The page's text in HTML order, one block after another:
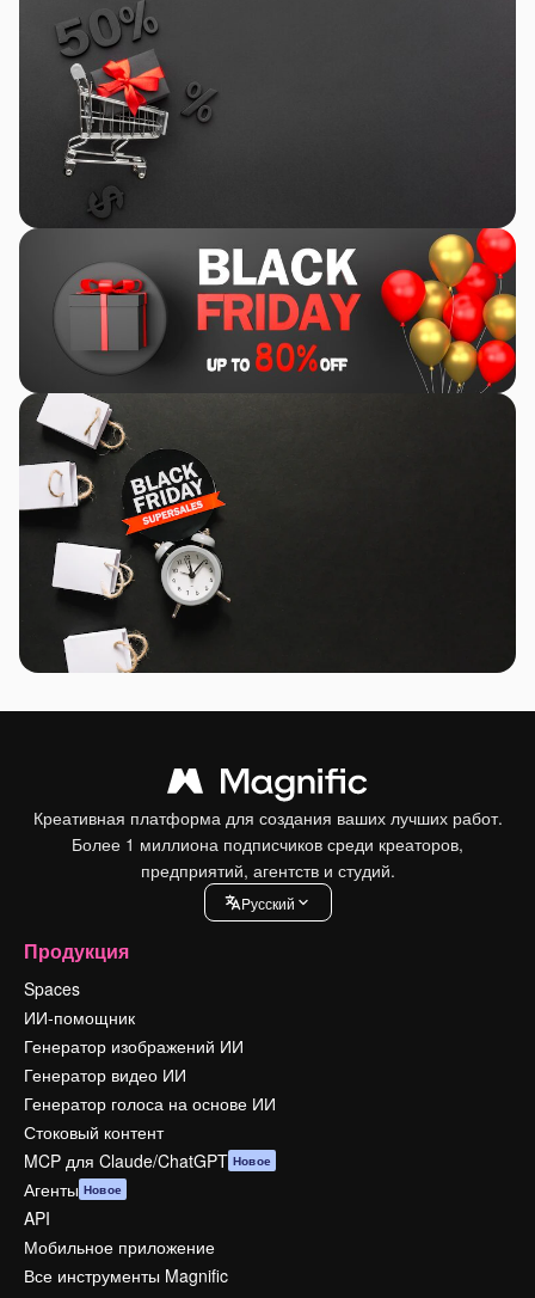
Креативная платформа для создания ваших лучших работ.
Более 1 миллиона подписчиков среди креаторов,
предприятий, агентств и студий.
Pусский
Продукция
Spaces
ИИ-помощник
Генератор изображений ИИ
Генератор видео ИИ
Генератор голоса на основе ИИ
Стоковый контент
MCP для Claude/ChatGPT Новое
Агенты Новое
API
Мобильное приложение
Все инструменты Magnific